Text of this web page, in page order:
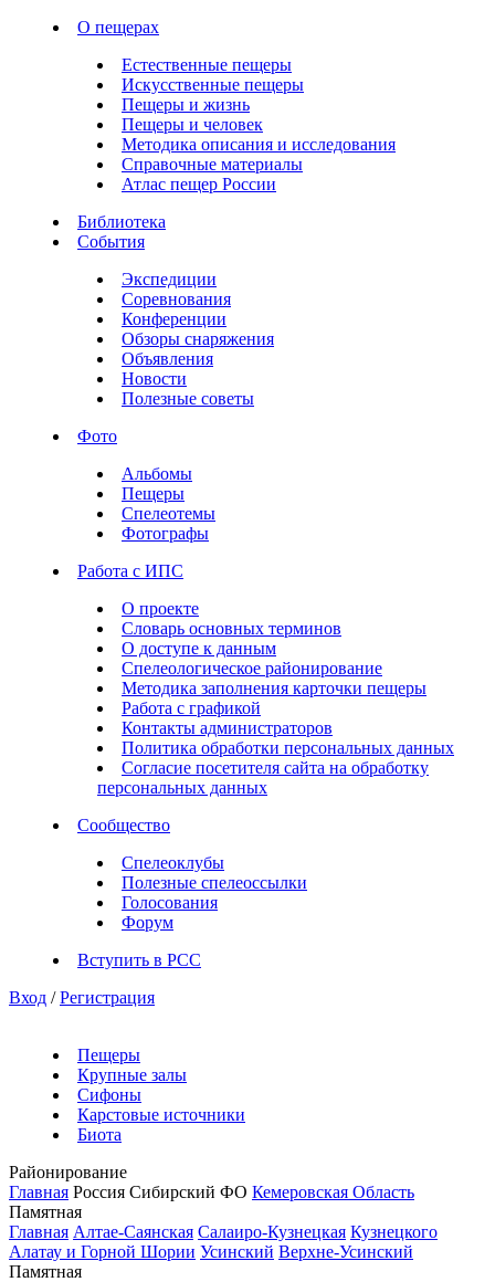
О пещерах
Естественные пещеры
Искусственные пещеры
Пещеры и жизнь
Пещеры и человек
Методика описания и исследования
Справочные материалы
Атлас пещер России
Библиотека
События
Экспедиции
Соревнования
Конференции
Обзоры снаряжения
Объявления
Новости
Полезные советы
Фото
Альбомы
Пещеры
Спелеотемы
Фотографы
Работа с ИПС
О проекте
Словарь основных терминов
О доступе к данным
Спелеологическое районирование
Методика заполнения карточки пещеры
Работа с графикой
Контакты администраторов
Политика обработки персональных данных
Согласие посетителя сайта на обработку
персональных данных
Сообщество
Спелеоклубы
Полезные спелеоссылки
Голосования
Форум
Вступить в РСС
Вход / Регистрация
Пещеры
Крупные залы
Сифоны
Карстовые источники
Биота
Районирование
Главная Россия Сибирский ФО Кемеровская Область
Памятная
Главная Алтае-Саянская Салаиро-Кузнецкая Кузнецкого
Алатау и Горной Шории Усинский Верхне-Усинский
Памятная